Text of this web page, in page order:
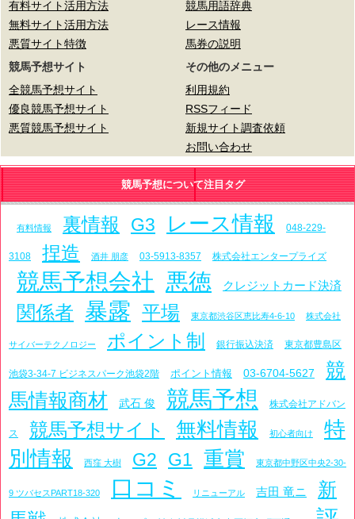
有料サイト活用方法
無料サイト活用方法
悪質サイト特徴
競馬用語辞典
レース情報
馬券の説明
競馬予想サイト
全競馬予想サイト
優良競馬予想サイト
悪質競馬予想サイト
その他のメニュー
利用規約
RSSフィード
新規サイト調査依頼
お問い合わせ
競馬予想について注目タグ
有料情報 裏情報 G3 レース情報 048-229-
3108 捏造 酒井 朋彦 03-5913-8357 株式会社エンタープライズ
競馬予想会社 悪徳 クレジットカード決済
関係者 暴露 平場 東京都渋谷区恵比寿4-6-10 株式会社
サイバーテクノロジー ポイント制 銀行振込決済 東京都豊島区
池袋3-34-7 ビジネスパーク池袋2階 ポイント情報 03-6704-5627
競
馬情報商材
武石 俊 競馬予想 株式会社アドバン
ス 競馬予想サイト 無料情報 初心者向け
特
別情報
西窪 大樹 G2 G1 重賞 東京都中野区中央2-30-
9 ツバセスPART18-320 口コミ リニューアル 吉田 竜ニ
新